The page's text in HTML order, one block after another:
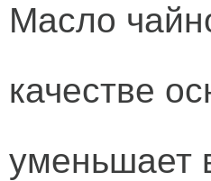
Масло
качестве
уменьшает